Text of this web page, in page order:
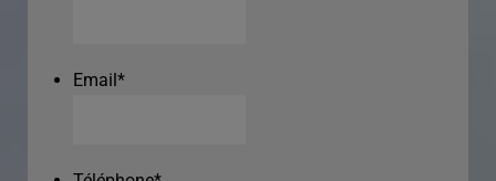
Email*